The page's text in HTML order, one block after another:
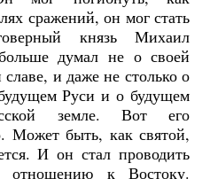
сражений, он мог стать
князь Михаил
думал не о своей
и даже не столько о
Руси и о будущем
земле. Вот его
Может быть, как святой,
И он стал проводить
к Востоку.